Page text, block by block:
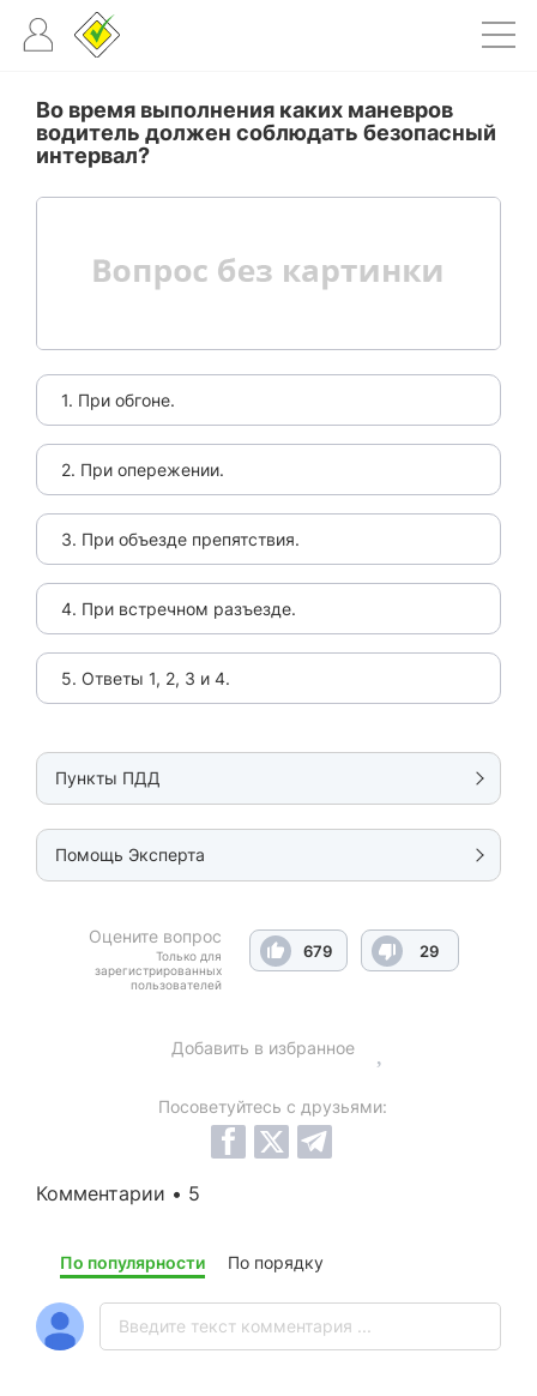
Во время выполнения каких маневров
водитель должен соблюдать безопасный
интервал?
1. При обгоне.
2. При опережении.
3. При объезде препятствия.
4. При встречном разъезде.
5. Ответы 1, 2, 3 и 4.
Пункты ПДД
Помощь Эксперта
Оцените вопрос
Только для
зарегистрированных
пользователей
679 29
Добавить в избранное
Посоветуйтесь с друзьями:
Комментарии • 5
По популярности По порядку